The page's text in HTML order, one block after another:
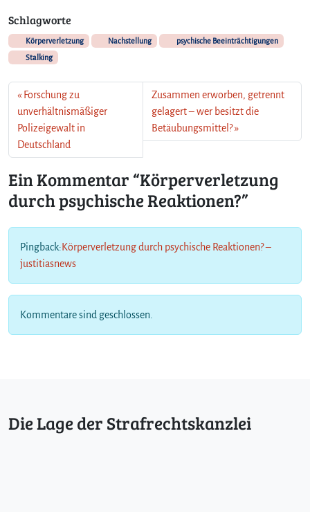
Schlagworte
Körperverletzung Nachstellung
psychische Beeinträchtigungen
Stalking
Forschung zu
unverhältnismäßiger
Polizeigewalt in
Deutschland
Zusammen erworben, getrennt
gelagert – wer besitzt die
Betäubungsmittel?
Ein Kommentar “Körperverletzung
durch psychische Reaktionen?”
Pingback: Körperverletzung durch psychische Reaktionen? –
justitiasnews
Kommentare sind geschlossen.
Die Lage der Strafrechtskanzlei